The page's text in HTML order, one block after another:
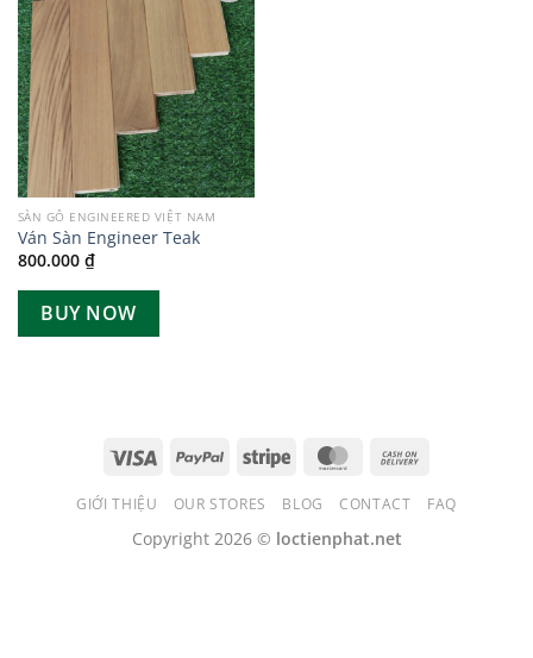
Add to
wishlist
SÀN GỖ ENGINEERED VIỆT NAM
Ván Sàn Engineer Teak
800.000 ₫
BUY NOW
GIỚI THIỆU OUR STORES BLOG CONTACT FAQ
Copyright 2026 © loctienphat.net